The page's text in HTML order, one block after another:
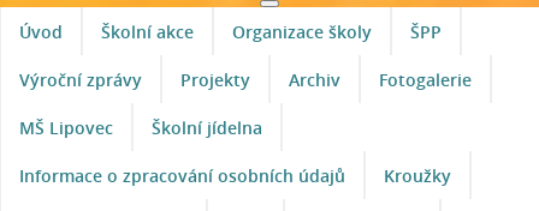
Úvod Školní akce Organizace školy ŠPP
Výroční zprávy Projekty Archiv Fotogalerie
MŠ Lipovec Školní jídelna
Informace o zpracování osobních údajů Kroužky